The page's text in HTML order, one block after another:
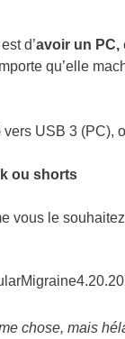
d’avoir un PC,
qu’elle
USB 3 (PC),
ou shorts
vous le
chose, mais